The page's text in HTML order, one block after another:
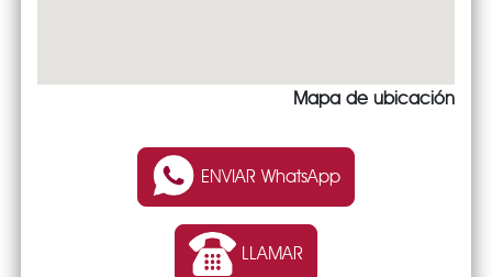
Mapa de ubicación
ENVIAR WhatsApp
LLAMAR